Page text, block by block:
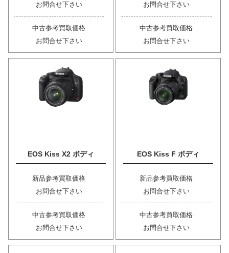
お問合せ下さい
中古参考買取価格
お問合せ下さい
お問合せ下さい
中古参考買取価格
お問合せ下さい
EOS Kiss X2 ボディ
新品参考買取価格
お問合せ下さい
中古参考買取価格
お問合せ下さい
EOS Kiss F ボディ
新品参考買取価格
お問合せ下さい
中古参考買取価格
お問合せ下さい